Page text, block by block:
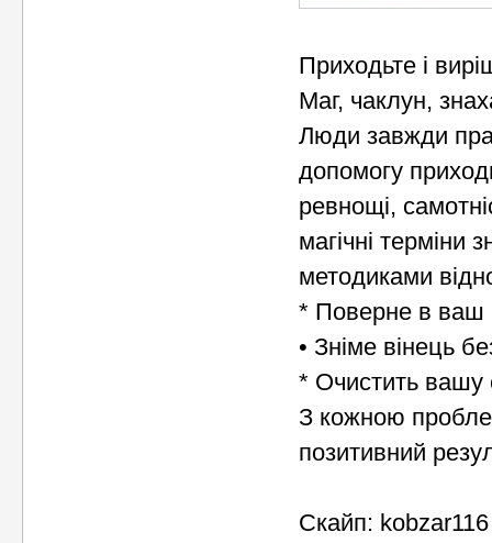
Приходьте і
Маг, чаклун,
Люди завжди
допомогу
ревнощі,
магічні терміни
методиками
* Поверне в ваш
• Зніме вінець
* Очистить вашу
З кожною
позитивний
Скайп: kobzar116